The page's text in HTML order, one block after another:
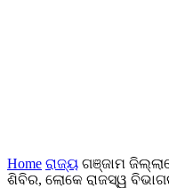
Home ରାଜ୍ୟ ଗଞ୍ଜାମ
ଶିବିର, ଲୋକେ ରାଜସ୍ୱ